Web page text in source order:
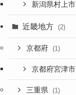
新潟県村上市
近畿地方 (2)
京都府 (1)
京都府宮津市
三重県 (1)